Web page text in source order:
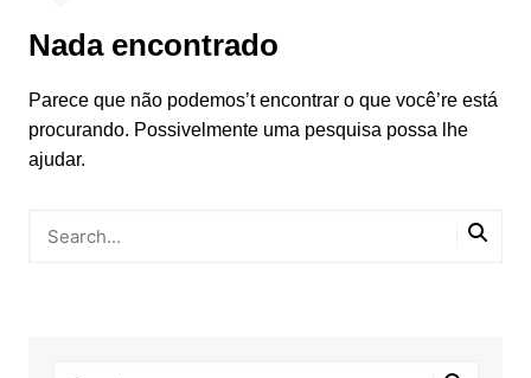
Nada encontrado
Parece que não podemos’t encontrar o que você’re está
procurando. Possivelmente uma pesquisa possa lhe
ajudar.